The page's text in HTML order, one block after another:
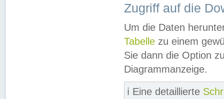
Zugriff auf die
Um die Daten
Tabelle zu einem
Sie dann die Option
Diagrammanzeige.
ℹ️ Eine detaillierte